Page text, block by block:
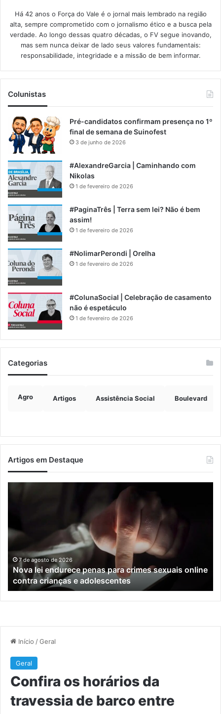
Há 42 anos o Força do Vale é o jornal mais lembrado na região
alta, sempre comprometido com o jornalismo ético e a busca pela
verdade. Ao longo dessas quatro décadas, o FV segue inovando,
mas sem nunca deixar de lado seus valores fundamentais:
responsabilidade, integridade e a missão de bem informar.​
Colunistas
Pré-candidatos confirmam presença no 1º
final de semana de Suinofest
3 de junho de 2026
#AlexandreGarcia | Caminhando com
Nikolas
1 de fevereiro de 2026
#PaginaTrês | Terra sem lei? Não é bem
assim!
1 de fevereiro de 2026
#NolimarPerondi | Orelha
1 de fevereiro de 2026
#ColunaSocial | Celebração de casamento
não é espetáculo
1 de fevereiro de 2026
Categorias
Agro Artigos Assistência Social Boulevard
Artigos em Destaque
para
crimes
sexuais
online
contra
crianças
e
adolescentes
7 de agosto de 2026
Nova lei endurece penas para crimes sexuais online
contra crianças e adolescentes